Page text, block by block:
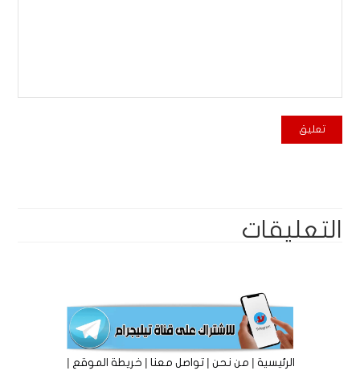
التعليقات
الرئيسية|من نحن|تواصل معنا|خريطة الموقع |